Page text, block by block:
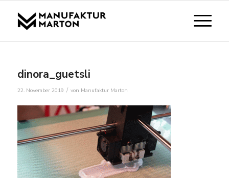
dinora_guetsli
22. November 2019 / von Manufaktur Marton